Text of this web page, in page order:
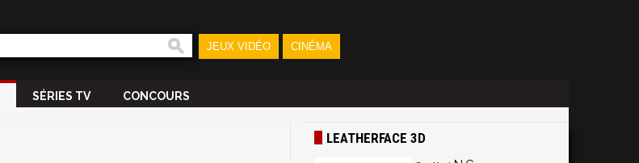
JEUX VIDÉO CINÉMA
SÉRIES TV CONCOURS
LEATHERFACE 3D